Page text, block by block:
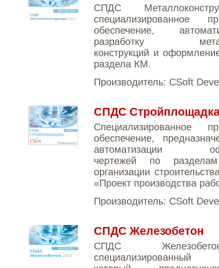
СПДС
специализированное
обеспечение,
разработку
конструкций и
раздела КМ.
Производитель: CSoft
СПДС
Специализированное
обеспечение,
автоматизации
чертежей по
организации
«Проект производства
Производитель: CSoft
СПДС Железобетон
СПДС
специализированный